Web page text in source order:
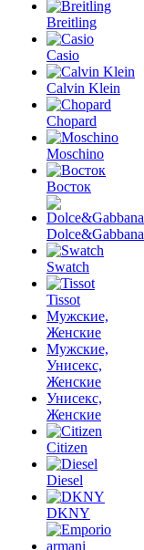
Breitling
Casio
Calvin Klein
Chopard
Moschino
Восток
Dolce&Gabbana
Swatch
Tissot
Мужские,
Женские
Мужские,
Унисекс,
Женские
Унисекс,
Женские
Citizen
Diesel
DKNY